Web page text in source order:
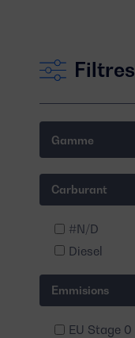
Filtres
Gamme
Carburant
#N/D
Diesel
Emmisions
EU Stage 0